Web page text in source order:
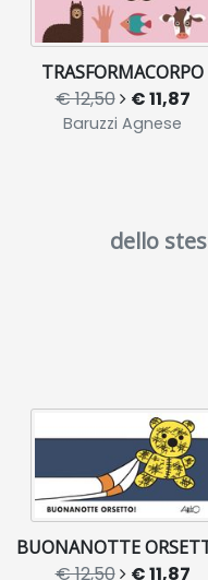
TRASFORMACORPO
€ 12,50 € 11,87
Baruzzi Agnese
dello
BUONANOTTE
€ 12,50 € 11,87